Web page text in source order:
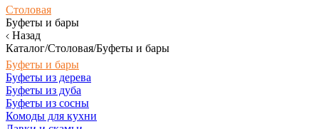
Столовая
Буфеты и бары
Назад
Каталог/Столовая/Буфеты и бары
Буфеты и бары
Буфеты из дерева
Буфеты из дуба
Буфеты из сосны
Комоды для кухни